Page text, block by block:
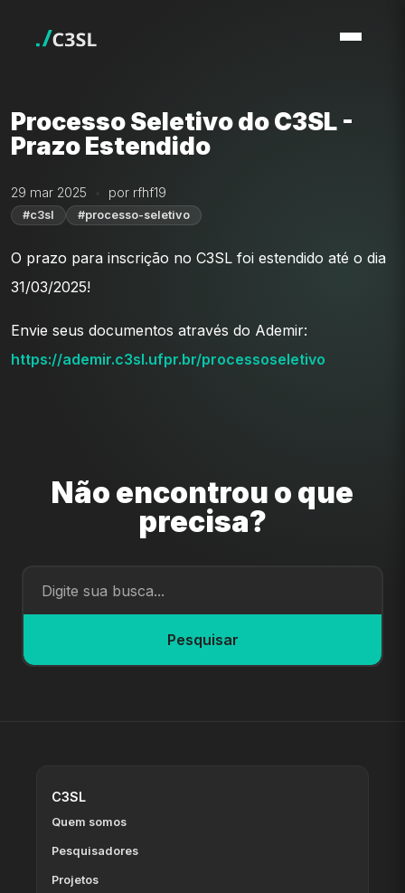
Processo Seletivo do C3SL -
Prazo Estendido
29 mar 2025 por rfhf19
#c3sl #processo-seletivo
O prazo para inscrição no C3SL foi estendido até o dia
31/03/2025!
Envie seus documentos através do Ademir:
https://ademir.c3sl.ufpr.br/processoseletivo
Não encontrou o que
precisa?
Pesquisar
C3SL
Quem somos
Pesquisadores
Projetos